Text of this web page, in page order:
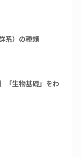
系）の種類
「生物基礎」をわ